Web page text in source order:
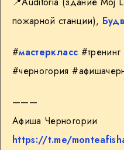
пожарной станции),
#мастеркласс
#черногория
———
Афиша Черногории
https://t.me/